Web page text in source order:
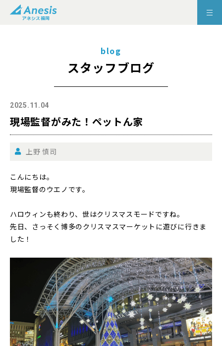
blog
スタッフブログ
2025.11.04
現場監督がみた！ペットん家
上野 慎司
こんにちは。
現場監督のウエノです。
ハロウィンも終わり、世はクリスマスモードですね。
先日、さっそく博多のクリスマスマーケットに遊びに行きま
した！